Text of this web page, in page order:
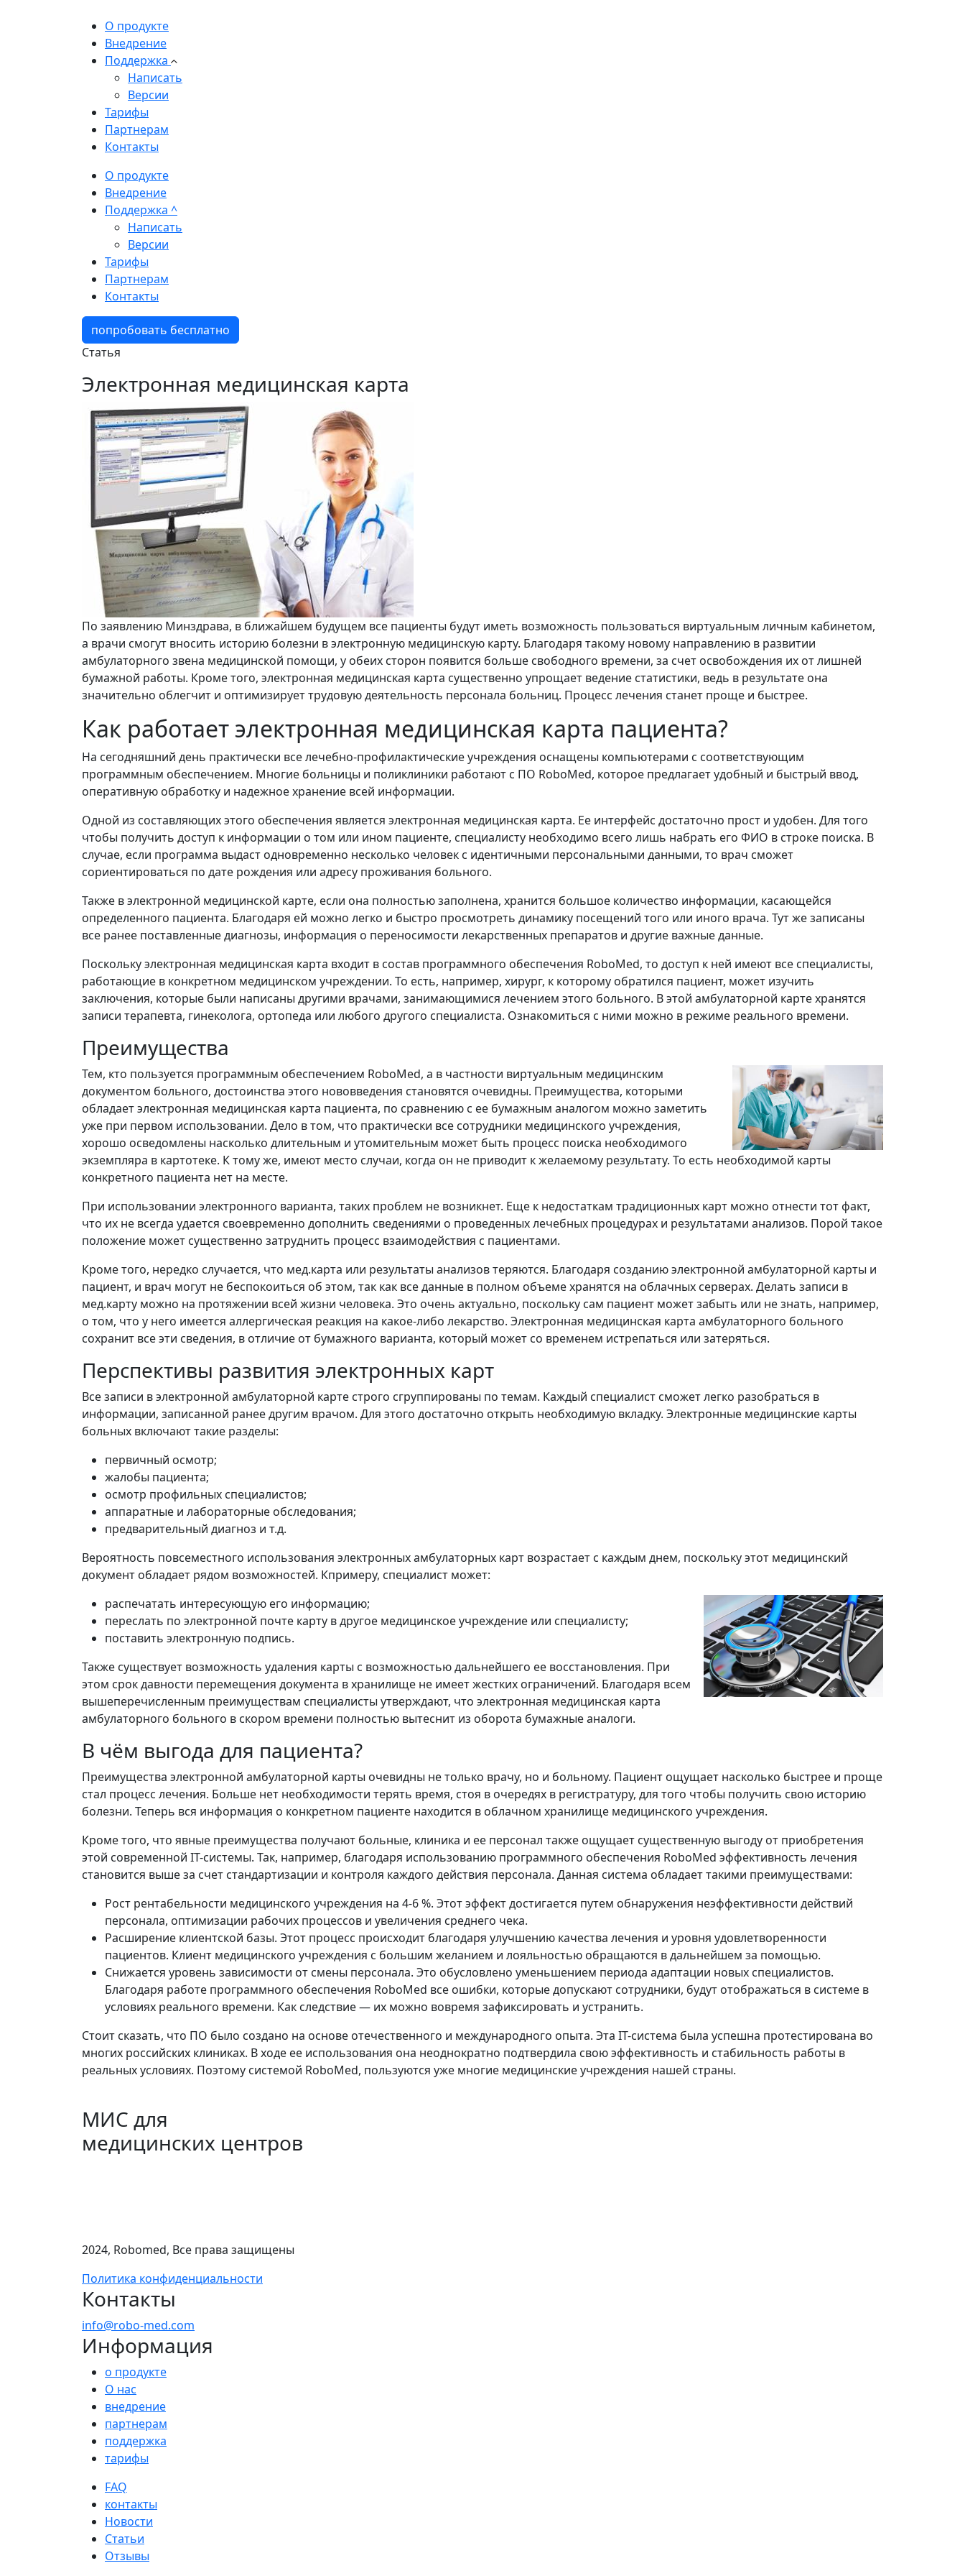
О продукте
Внедрение
Поддержка
Написать
Версии
Тарифы
Партнерам
Контакты
О продукте
Внедрение
Поддержка ^
Написать
Версии
Тарифы
Партнерам
Контакты
попробовать бесплатно
Статья
Электронная медицинская карта
По заявлению Минздрава, в ближайшем будущем все пациенты будут иметь возможность пользоваться виртуальным личным кабинетом,
а врачи смогут вносить историю болезни в электронную медицинскую карту. Благодаря такому новому направлению в развитии
амбулаторного звена медицинской помощи, у обеих сторон появится больше свободного времени, за счет освобождения их от лишней
бумажной работы. Кроме того, электронная медицинская карта существенно упрощает ведение статистики, ведь в результате она
значительно облегчит и оптимизирует трудовую деятельность персонала больниц. Процесс лечения станет проще и быстрее.
Как работает электронная медицинская карта пациента?
На сегодняшний день практически все лечебно-профилактические учреждения оснащены компьютерами с соответствующим
программным обеспечением. Многие больницы и поликлиники работают с ПО RoboMed, которое предлагает удобный и быстрый ввод,
оперативную обработку и надежное хранение всей информации.
Одной из составляющих этого обеспечения является электронная медицинская карта. Ее интерфейс достаточно прост и удобен. Для того
чтобы получить доступ к информации о том или ином пациенте, специалисту необходимо всего лишь набрать его ФИО в строке поиска. В
случае, если программа выдаст одновременно несколько человек с идентичными персональными данными, то врач сможет
сориентироваться по дате рождения или адресу проживания больного.
Также в электронной медицинской карте, если она полностью заполнена, хранится большое количество информации, касающейся
определенного пациента. Благодаря ей можно легко и быстро просмотреть динамику посещений того или иного врача. Тут же записаны
все ранее поставленные диагнозы, информация о переносимости лекарственных препаратов и другие важные данные.
Поскольку электронная медицинская карта входит в состав программного обеспечения RoboMed, то доступ к ней имеют все специалисты,
работающие в конкретном медицинском учреждении. То есть, например, хирург, к которому обратился пациент, может изучить
заключения, которые были написаны другими врачами, занимающимися лечением этого больного. В этой амбулаторной карте хранятся
записи терапевта, гинеколога, ортопеда или любого другого специалиста. Ознакомиться с ними можно в режиме реального времени.
Преимущества
Тем, кто пользуется программным обеспечением RoboMed, а в частности виртуальным медицинским
документом больного, достоинства этого нововведения становятся очевидны. Преимущества, которыми
обладает электронная медицинская карта пациента, по сравнению с ее бумажным аналогом можно заметить
уже при первом использовании. Дело в том, что практически все сотрудники медицинского учреждения,
хорошо осведомлены насколько длительным и утомительным может быть процесс поиска необходимого
экземпляра в картотеке. К тому же, имеют место случаи, когда он не приводит к желаемому результату. То есть необходимой карты
конкретного пациента нет на месте.
При использовании электронного варианта, таких проблем не возникнет. Еще к недостаткам традиционных карт можно отнести тот факт,
что их не всегда удается своевременно дополнить сведениями о проведенных лечебных процедурах и результатами анализов. Порой такое
положение может существенно затруднить процесс взаимодействия с пациентами.
Кроме того, нередко случается, что мед.карта или результаты анализов теряются. Благодаря созданию электронной амбулаторной карты и
пациент, и врач могут не беспокоиться об этом, так как все данные в полном объеме хранятся на облачных серверах. Делать записи в
мед.карту можно на протяжении всей жизни человека. Это очень актуально, поскольку сам пациент может забыть или не знать, например,
о том, что у него имеется аллергическая реакция на какое-либо лекарство. Электронная медицинская карта амбулаторного больного
сохранит все эти сведения, в отличие от бумажного варианта, который может со временем истрепаться или затеряться.
Перспективы развития электронных карт
Все записи в электронной амбулаторной карте строго сгруппированы по темам. Каждый специалист сможет легко разобраться в
информации, записанной ранее другим врачом. Для этого достаточно открыть необходимую вкладку. Электронные медицинские карты
больных включают такие разделы:
первичный осмотр;
жалобы пациента;
осмотр профильных специалистов;
аппаратные и лабораторные обследования;
предварительный диагноз и т.д.
Вероятность повсеместного использования электронных амбулаторных карт возрастает с каждым днем, поскольку этот медицинский
документ обладает рядом возможностей. Кпримеру, специалист может:
распечатать интересующую его информацию;
переслать по электронной почте карту в другое медицинское учреждение или специалисту;
поставить электронную подпись.
Также существует возможность удаления карты с возможностью дальнейшего ее восстановления. При
этом срок давности перемещения документа в хранилище не имеет жестких ограничений. Благодаря всем
вышеперечисленным преимуществам специалисты утверждают, что электронная медицинская карта
амбулаторного больного в скором времени полностью вытеснит из оборота бумажные аналоги.
В чём выгода для пациента?
Преимущества электронной амбулаторной карты очевидны не только врачу, но и больному. Пациент ощущает насколько быстрее и проще
стал процесс лечения. Больше нет необходимости терять время, стоя в очередях в регистратуру, для того чтобы получить свою историю
болезни. Теперь вся информация о конкретном пациенте находится в облачном хранилище медицинского учреждения.
Кроме того, что явные преимущества получают больные, клиника и ее персонал также ощущает существенную выгоду от приобретения
этой современной IT-системы. Так, например, благодаря использованию программного обеспечения RoboMed эффективность лечения
становится выше за счет стандартизации и контроля каждого действия персонала. Данная система обладает такими преимуществами:
Рост рентабельности медицинского учреждения на 4-6 %. Этот эффект достигается путем обнаружения неэффективности действий
персонала, оптимизации рабочих процессов и увеличения среднего чека.
Расширение клиентской базы. Этот процесс происходит благодаря улучшению качества лечения и уровня удовлетворенности
пациентов. Клиент медицинского учреждения с большим желанием и лояльностью обращаются в дальнейшем за помощью.
Снижается уровень зависимости от смены персонала. Это обусловлено уменьшением периода адаптации новых специалистов.
Благодаря работе программного обеспечения RoboMed все ошибки, которые допускают сотрудники, будут отображаться в системе в
условиях реального времени. Как следствие — их можно вовремя зафиксировать и устранить.
Стоит сказать, что ПО было создано на основе отечественного и международного опыта. Эта IT-система была успешна протестирована во
многих российских клиниках. В ходе ее использования она неоднократно подтвердила свою эффективность и стабильность работы в
реальных условиях. Поэтому системой RoboMed, пользуются уже многие медицинские учреждения нашей страны.
МИС для
медицинских центров
2024, Robomed, Все права защищены
Политика конфиденциальности
Контакты
info@robo-med.com
Информация
о продукте
О нас
внедрение
партнерам
поддержка
тарифы
FAQ
контакты
Новости
Статьи
Отзывы